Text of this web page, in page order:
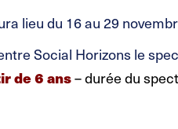
lieu du 16 au 29
Social Horizons le
de 6 ans– durée du